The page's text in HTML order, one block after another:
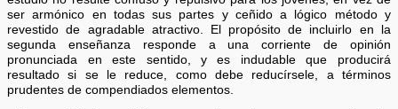
ser armónico en todas sus partes y ceñido a lógico método y
revestido de agradable atractivo. El propósito de incluirlo en la
segunda enseñanza responde a una corriente de opinión
pronunciada en este sentido, y es indudable que producirá
resultado si se le reduce, como debe reducírsele, a términos
prudentes de compendiados elementos.